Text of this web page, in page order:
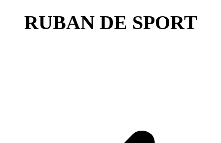
RUBAN DE SPORT